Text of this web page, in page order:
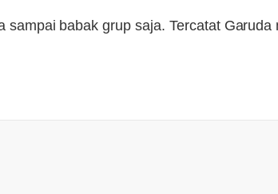
sampai babak grup saja. Tercatat